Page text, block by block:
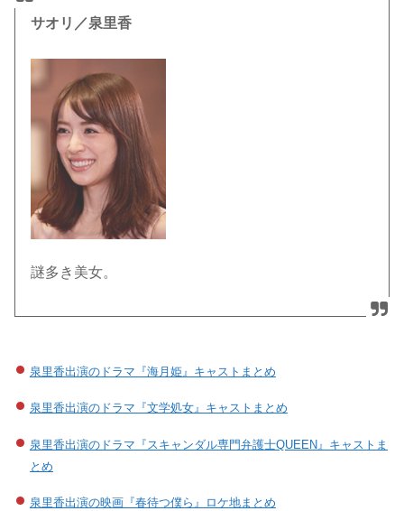
サオリ／泉里香
謎多き美女。
泉里香出演のドラマ『海月姫』キャストまとめ
泉里香出演のドラマ『文学処女』キャストまとめ
泉里香出演のドラマ『スキャンダル専門弁護士QUEEN』キャストま
とめ
泉里香出演の映画『春待つ僕ら』ロケ地まとめ